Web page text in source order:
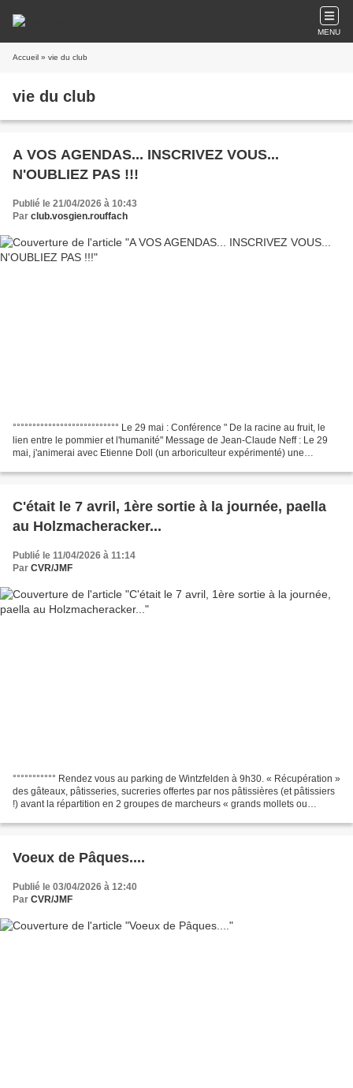
MENU
Accueil » vie du club
vie du club
A VOS AGENDAS... INSCRIVEZ VOUS...
N'OUBLIEZ PAS !!!
Publié le 21/04/2026 à 10:43
Par club.vosgien.rouffach
°°°°°°°°°°°°°°°°°°°°°°°°°°° Le 29 mai : Conférence " De la racine au fruit, le
lien entre le pommier et l'humanité" Message de Jean-Claude Neff : Le 29
mai, j'animerai avec Etienne Doll (un arboriculteur expérimenté) une
C'était le 7 avril, 1ère sortie à la journée, paella
au Holzmacheracker...
Publié le 11/04/2026 à 11:14
Par CVR/JMF
°°°°°°°°°°° Rendez vous au parking de Wintzfelden à 9h30. « Récupération »
des gâteaux, pâtisseries, sucreries offertes par nos pâtissières (et pâtissiers
!) avant la répartition en 2 groupes de marcheurs « grands mollets ou
Voeux de Pâques....
Publié le 03/04/2026 à 12:40
Par CVR/JMF